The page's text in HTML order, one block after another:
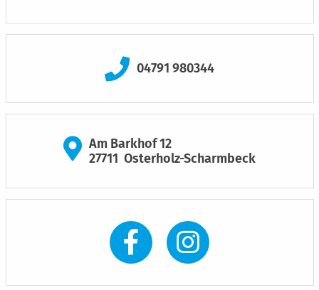
04791 980344
Am Barkhof 12
27711 Osterholz-Scharmbeck